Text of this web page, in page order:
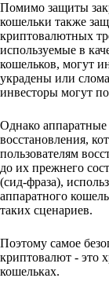
Помимо защиты
кошельки также
криптовалютных
используемые в
кошельков, могут
украдены или
инвесторы могут
Однако
восстановления,
пользователям
до их прежнего
(сид-фраза),
аппаратного
таких сценариев.
Поэтому самое
криптовалют - это
кошельках.